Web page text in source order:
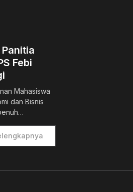
Febi
Mahasiswa
dan Bisnis